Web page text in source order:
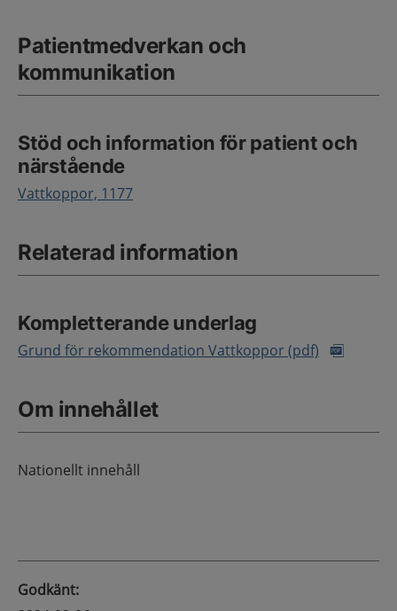
Patientmedverkan och
kommunikation
Stöd och information för patient och
närstående
Vattkoppor, 1177
Relaterad information
Kompletterande underlag
Grund för rekommendation Vattkoppor (pdf)
Om innehållet
Nationellt innehåll
Godkänt: